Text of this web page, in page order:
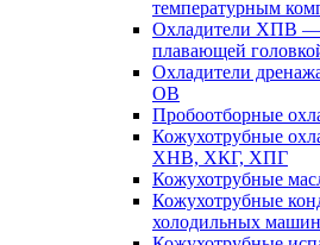
температурным
Охладители ХПВ —
плавающей
Охладители
ОВ
Пробоотборные
Кожухотрубные
ХНВ, ХКГ, ХПГ
Кожухотрубные
Кожухотрубные
холодильных машин